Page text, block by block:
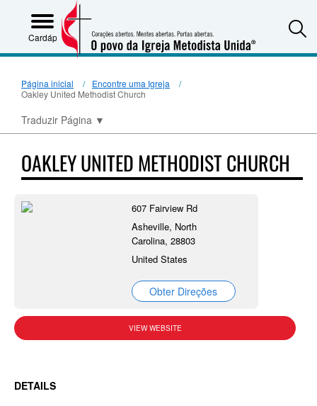
Cardápio
Página inicial
Encontre uma Igreja
Oakley United Methodist Church
Traduzir Página ▼
OAKLEY UNITED METHODIST CHURCH
607 Fairview Rd
Asheville, North
Carolina, 28803
United States
Obter Direções
VIEW WEBSITE
DETAILS